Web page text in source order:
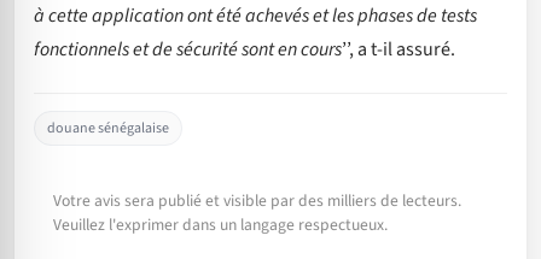
à cette application ont été achevés et les phases de tests
fonctionnels et de sécurité sont en cours’’, a t-il assuré.
douane sénégalaise
Votre avis sera publié et visible par des milliers de lecteurs.
Veuillez l'exprimer dans un langage respectueux.